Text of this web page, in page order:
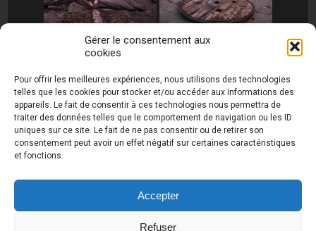
Gérer le consentement aux
cookies
Pour offrir les meilleures expériences, nous utilisons des technologies
telles que les cookies pour stocker et/ou accéder aux informations des
appareils. Le fait de consentir à ces technologies nous permettra de
traiter des données telles que le comportement de navigation ou les ID
uniques sur ce site. Le fait de ne pas consentir ou de retirer son
consentement peut avoir un effet négatif sur certaines caractéristiques
et fonctions.
Accepter
Refuser
raynaud.com ©
Toutes les photos de ce site sont
la propriété de l'auteur et sont protégées par le